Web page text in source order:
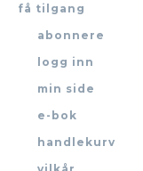
få tilgang
abonnere
logg inn
min side
e-bok
handlekurv